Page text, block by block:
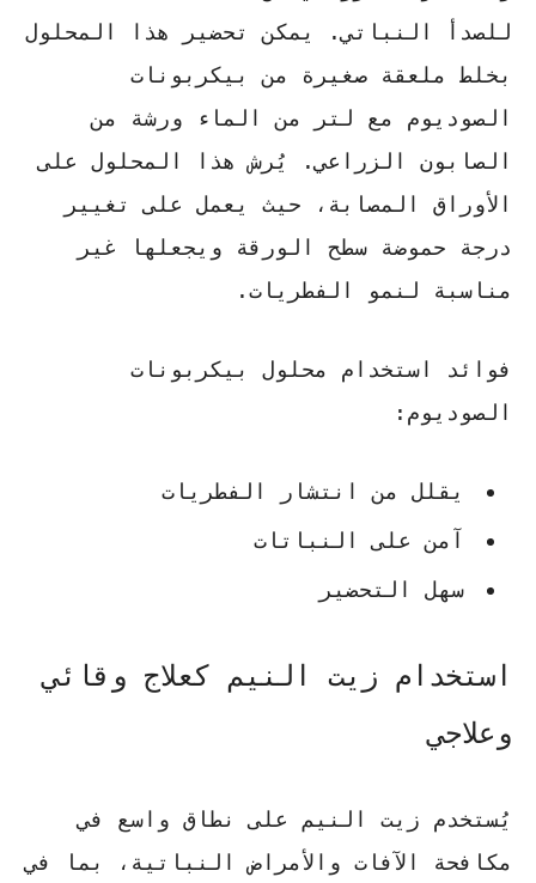
للصدأ النباتي. يمكن تحضير هذا المحلول
بخلط ملعقة صغيرة من بيكربونات
الصوديوم مع لتر من الماء ورشة من
الصابون الزراعي. يُرش هذا المحلول على
الأوراق المصابة، حيث يعمل على تغيير
درجة حموضة سطح الورقة ويجعلها غير
مناسبة لنمو الفطريات.
فوائد استخدام محلول بيكربونات
الصوديوم:
يقلل من انتشار الفطريات
آمن على النباتات
سهل التحضير
استخدام زيت النيم كعلاج وقائي
وعلاجي
يُستخدم زيت النيم على نطاق واسع في
مكافحة الآفات والأمراض النباتية، بما في